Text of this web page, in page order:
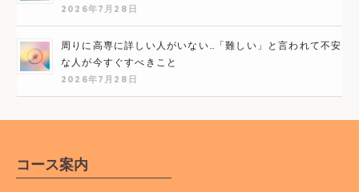
2026年7月28日
周りに高専に詳しい人がいない…「難しい」と言われて不安
な人が今すぐすべきこと
2026年7月28日
コース案内